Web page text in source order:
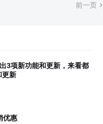
前一页
3项新功能和更新，来看都
更新
优惠